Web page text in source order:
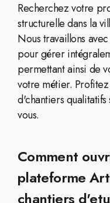
Recherchez votre
structurelle dans la
Nous travaillons
pour gérer
permettant ainsi de
votre métier.
d'chantiers
vous.
Comment
plateforme
chantiers